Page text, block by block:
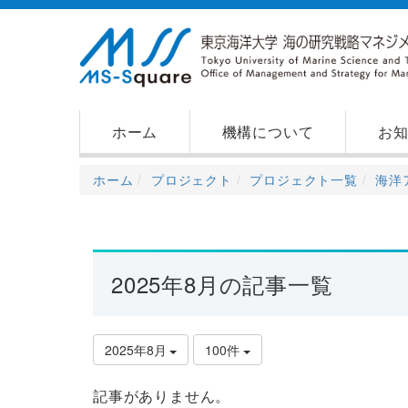
ホーム 機構について お
ホーム プロジェクト プロジェクト一覧 海洋
2025年8月の記事一覧
2025年8月 100件
記事がありません。